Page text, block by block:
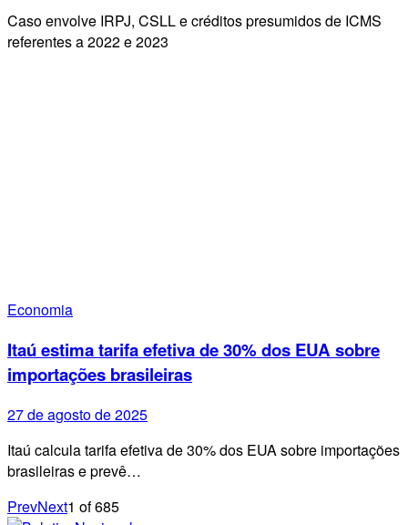
Caso envolve IRPJ, CSLL e créditos presumidos de ICMS
referentes a 2022 e 2023
Economia
Itaú estima tarifa efetiva de 30% dos EUA sobre
importações brasileiras
27 de agosto de 2025
Itaú calcula tarifa efetiva de 30% dos EUA sobre importações
brasileiras e prevê…
PrevNext1 of685